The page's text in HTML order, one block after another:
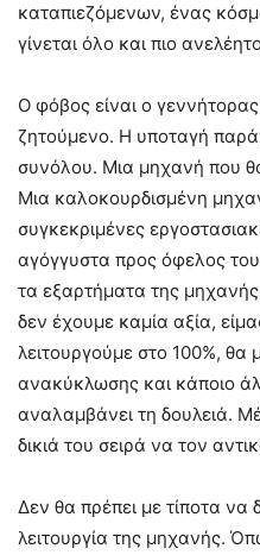
καταπιεζόμενων, ένας
γίνεται όλο και πιο
Ο φόβος είναι ο
ζητούμενο. Η υποταγή
συνόλου. Μια μηχανή που
Μια καλοκουρδισμένη
συγκεκριμένες
αγόγγυστα προς όφελος του
τα εξαρτήματα της
δεν έχουμε καμία αξία,
λειτουργούμε στο 100%,
ανακύκλωσης και κάποιο
αναλαμβάνει τη δουλειά.
δικιά του σειρά να τον
Δεν θα πρέπει με τίποτα να
λειτουργία της μηχανής.